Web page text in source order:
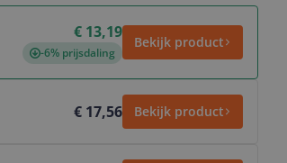
€ 13,19
-6% prijsdaling
Bekijk product
€ 17,56 Bekijk product